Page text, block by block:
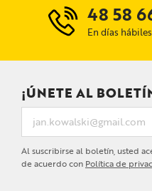
48 58
En días
¡ÚNETE AL
Al suscribirse al boletín, usted
de acuerdo con Política de